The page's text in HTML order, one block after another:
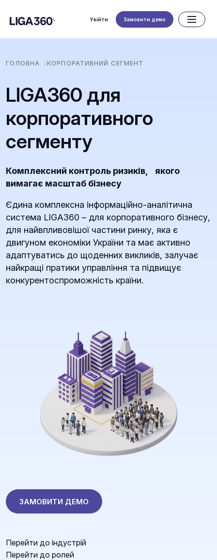
Увійти Замовити демо
ГОЛОВНА КОРПОРАТИВНИЙ СЕГМЕНТ
LIGA360 для
корпоративного
сегменту
Комплексний контроль ризиків, якого
вимагає масштаб бізнесу
Єдина комплексна інформаційно-аналітична
система LIGA360 – для корпоративного бізнесу,
для найвпливовішої частини ринку, яка є
двигуном економіки України та має активно
адаптуватись до щоденних викликів, залучає
найкращі пратики управління та підвищує
конкурентоспроможність країни.
ЗАМОВИТИ ДЕМО
Перейти до індустрій
Перейти до ролей